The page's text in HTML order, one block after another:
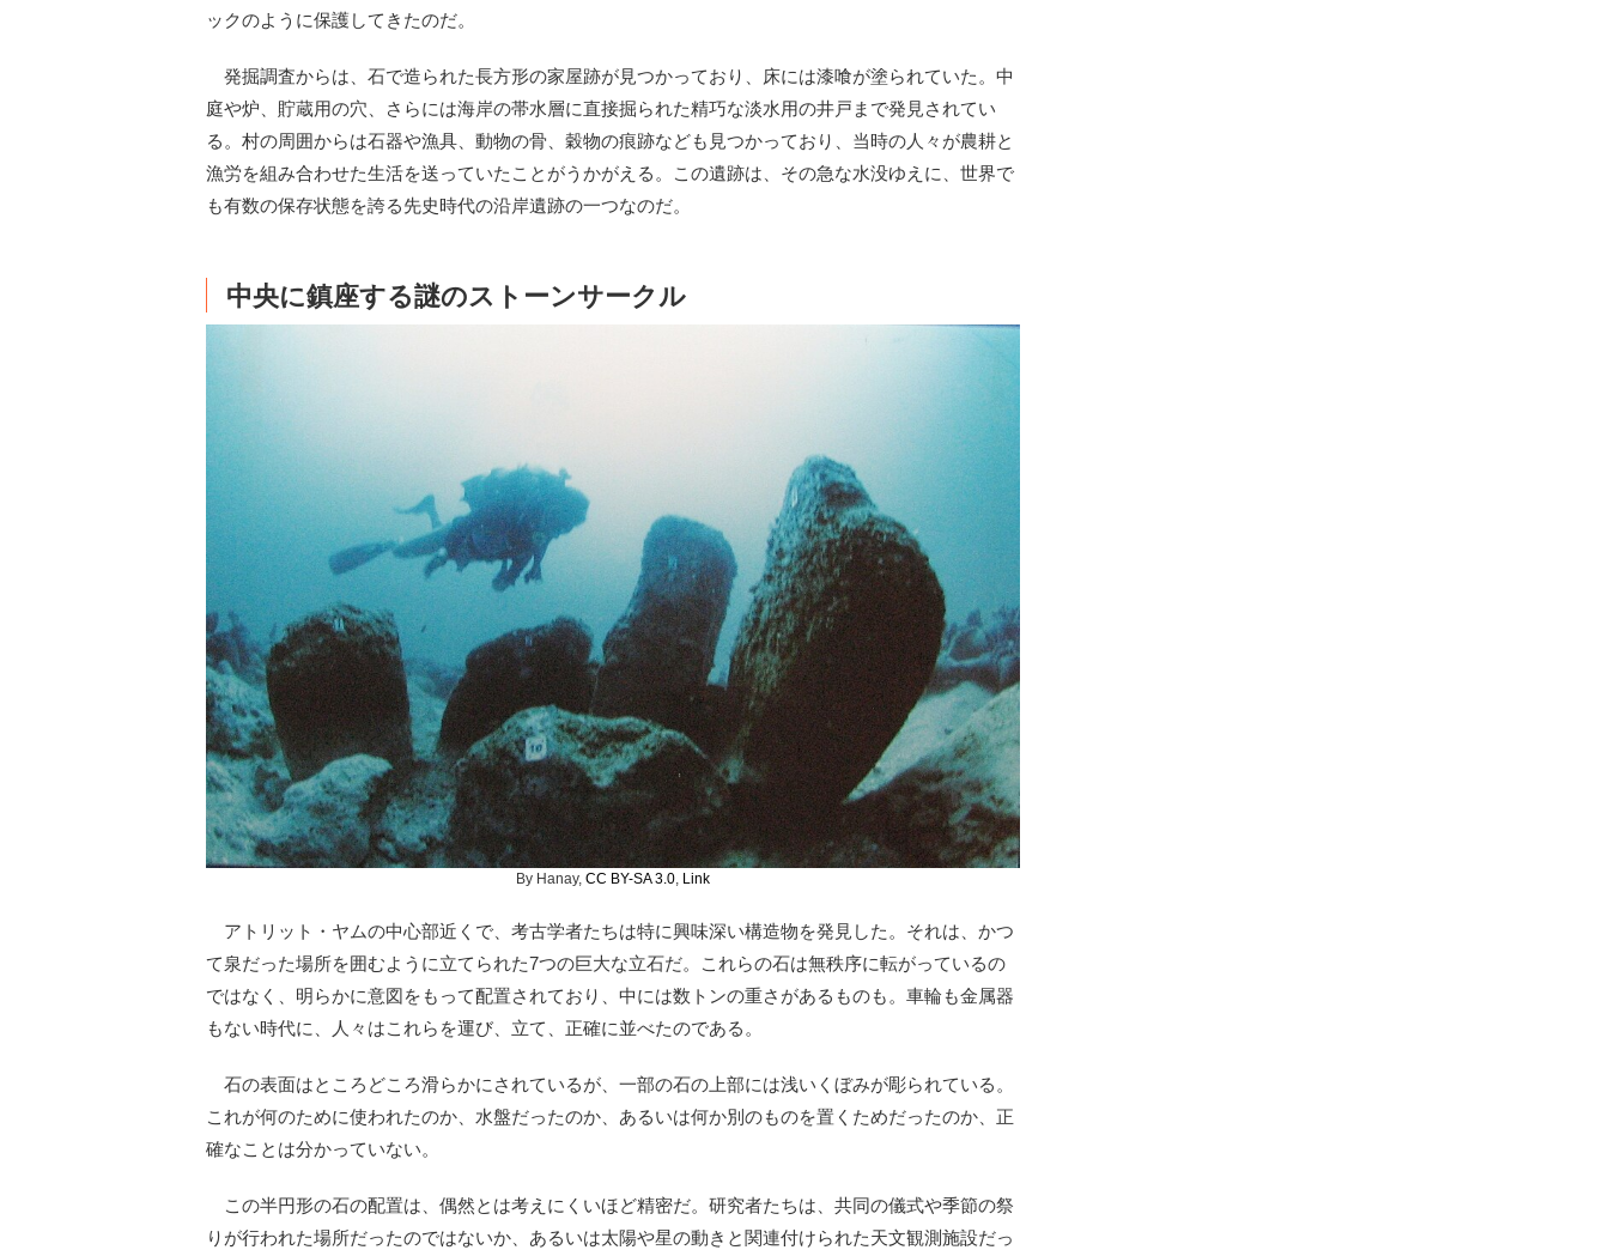
ックのように保護してきたのだ。
発掘調査からは、石で造られた長方形の家屋跡が見つかっており、床には漆喰が塗られていた。中
庭や炉、貯蔵用の穴、さらには海岸の帯水層に直接掘られた精巧な淡水用の井戸まで発見されてい
る。村の周囲からは石器や漁具、動物の骨、穀物の痕跡なども見つかっており、当時の人々が農耕と
漁労を組み合わせた生活を送っていたことがうかがえる。この遺跡は、その急な水没ゆえに、世界で
も有数の保存状態を誇る先史時代の沿岸遺跡の一つなのだ。
中央に鎮座する謎のストーンサークル
By Hanay, CC BY-SA 3.0, Link
アトリット・ヤムの中心部近くで、考古学者たちは特に興味深い構造物を発見した。それは、かつ
て泉だった場所を囲むように立てられた7つの巨大な立石だ。これらの石は無秩序に転がっているの
ではなく、明らかに意図をもって配置されており、中には数トンの重さがあるものも。車輪も金属器
もない時代に、人々はこれらを運び、立て、正確に並べたのである。
石の表面はところどころ滑らかにされているが、一部の石の上部には浅いくぼみが彫られている。
これが何のために使われたのか、水盤だったのか、あるいは何か別のものを置くためだったのか、正
確なことは分かっていない。
この半円形の石の配置は、偶然とは考えにくいほど精密だ。研究者たちは、共同の儀式や季節の祭
りが行われた場所だったのではないか、あるいは太陽や星の動きと関連付けられた天文観測施設だっ